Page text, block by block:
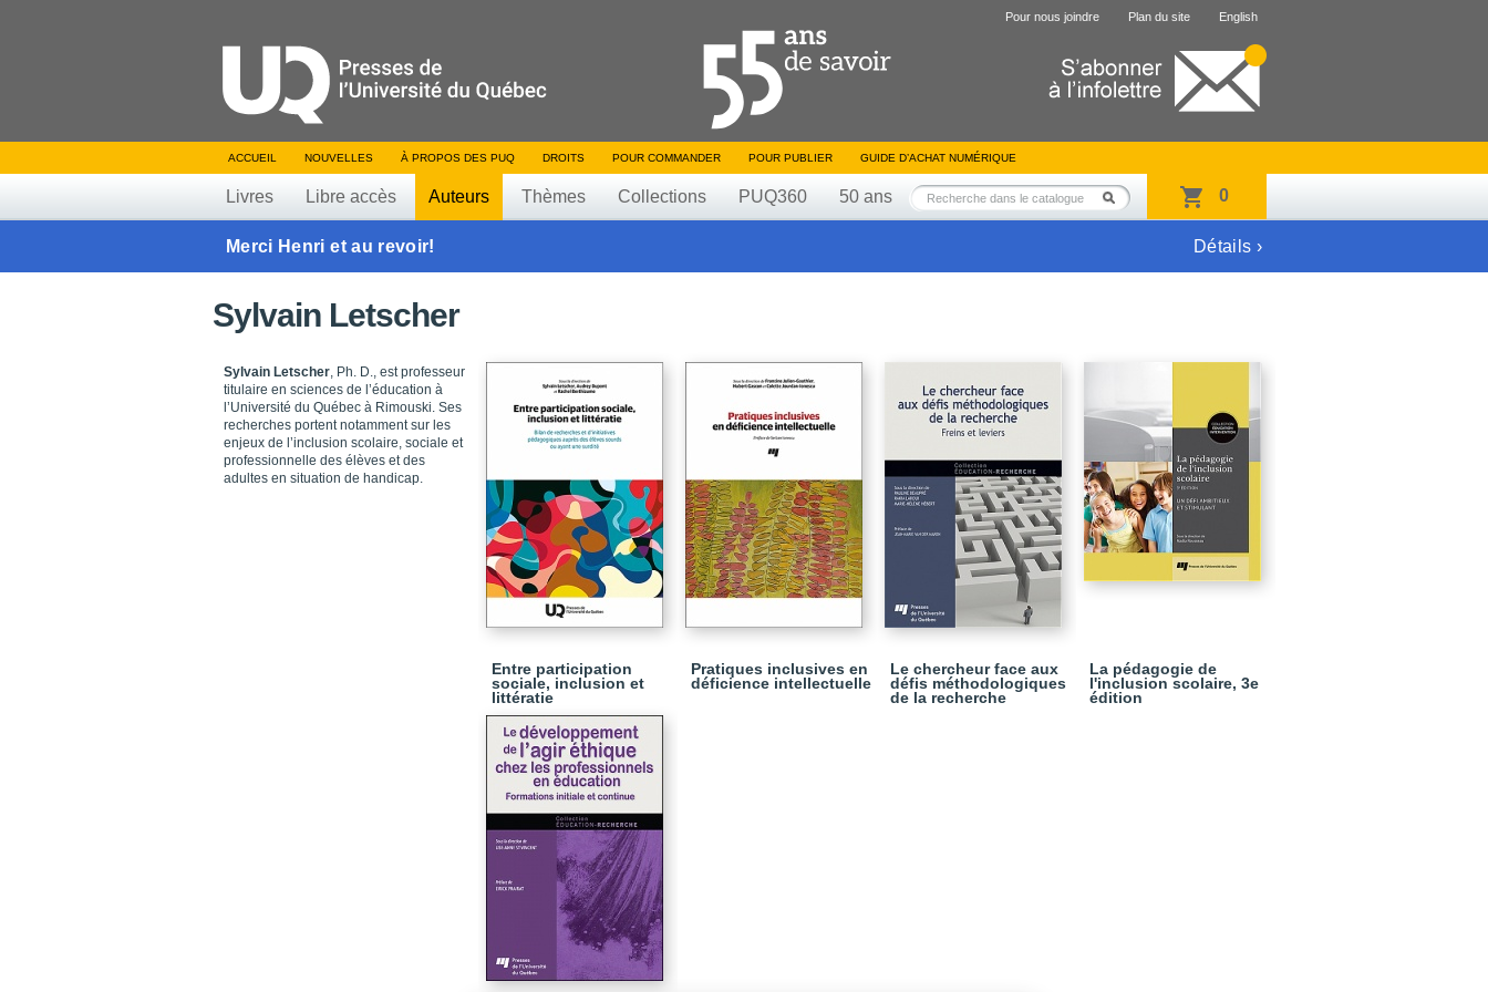
Pour nous joindre Plan du site English
ACCUEIL NOUVELLES À PROPOS DES PUQ DROITS POUR COMMANDER POUR PUBLIER GUIDE D’ACHAT NUMÉRIQUE
Livres Libre accès Auteurs Thèmes Collections PUQ360 50 ans 0
Merci Henri et au revoir! Détails ›
Sylvain Letscher
Sylvain Letscher, Ph. D., est professeur
titulaire en sciences de l’éducation à
l’Université du Québec à Rimouski. Ses
recherches portent notamment sur les
enjeux de l’inclusion scolaire, sociale et
professionnelle des élèves et des
adultes en situation de handicap.
Entre participation
sociale, inclusion et
littératie
Pratiques inclusives en
déficience intellectuelle
Le chercheur face aux
défis méthodologiques
de la recherche
La pédagogie de
l'inclusion scolaire, 3e
édition